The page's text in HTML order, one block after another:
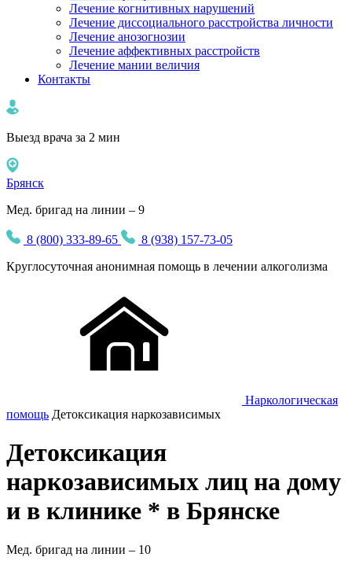
Лечение когнитивных нарушений
Лечение диссоциального расстройства личности
Лечение анозогнозии
Лечение аффективных расстройств
Лечение мании величия
Контакты
Выезд врача за 2 мин
Брянск
Мед. бригад на линии – 9
8 (800) 333-89-65
8 (938) 157-73-05
Круглосуточная анонимная помощь в лечении алкоголизма
Наркологическая
помощь Детоксикация наркозависимых
Детоксикация
наркозависимых лиц на дому
и в клинике * в Брянске
Мед. бригад на линии – 10